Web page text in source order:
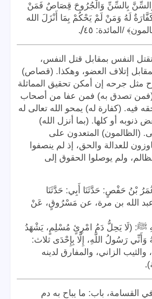
وَالسِّنَّ بِالسِّنِّ وَالْجُرُوحَ قِصَاصٌ فَمَنْ
لَهُ وَمَنْ لَمْ يَحْكُمْ بِمَا أَنْزَلَ الله
/المائدة: ٤٥
/.
النفس بمقابل قتل النفس،
إتلاف العضو، وهكذا. (قصاص)
مثل جرحه إن أمكن تحقيق المماثلة
(فمن تصدق به) فمن عفا من أصحاب
فيه. (كفارة له) يمحو الله تعالى له
أو كلها. (بما أنزل الله)
(الظالمون) المتعدون على
للعدالة والحق، إذ لم ينصفوا
ولم يوصلوا الحقوق إلى
بْنُ حَفْصٍ: حَدَّثَنَا أَبِي: حَدَّثَنَا
الله بن مرة، عن مَسْرُوقٍ، عَنْ
ﷺ: (لَا يَحِلُّ دَمُ امْرِئٍ مُسْلِمٍ، يَشْهَدُ
وَأَنِّي رَسُولُ اللَّهِ، إِلَّا بِإِحْدَى ثلاث:
الزاني، والمفارق لدينه
.
القسامة، باب: ما يباح به دم